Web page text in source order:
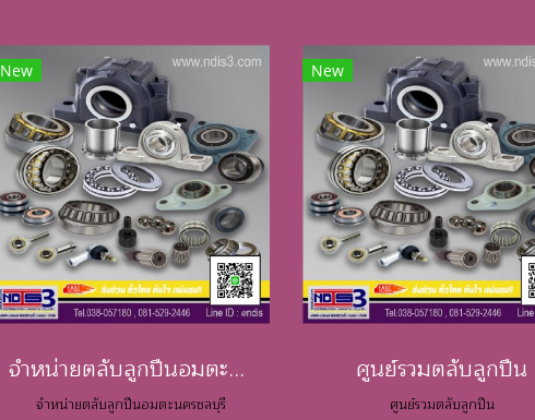
New
จำหน่ายตลับลูกปืนอมตะนครชลบุรี
จำหน่ายตลับลูกปืนอมตะนครชลบุรี
New
ศูนย์รวมตลับลูกปืน
ศูนย์รวมตลับลูกปืน